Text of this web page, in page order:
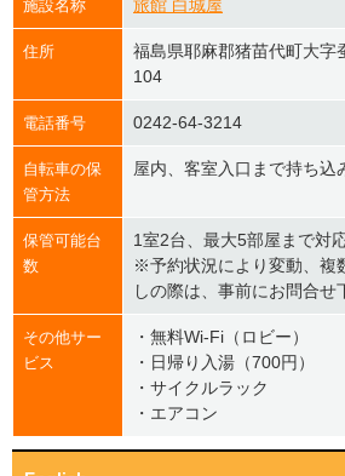
施設名称 旅館 白城屋
住所
福島県耶麻郡猪苗代町大字
104
電話番号 0242-64-3214
自転車の保
管方法
屋内、客室入口まで持ち込
保管可能台
数
1室2台、最大5部屋まで対
※予約状況により変動、複
しの際は、事前にお問合せ
その他サー
ビス
・無料Wi-Fi（ロビー）
・ 日帰り入湯（700円）
・ サイクルラック
・ エアコン